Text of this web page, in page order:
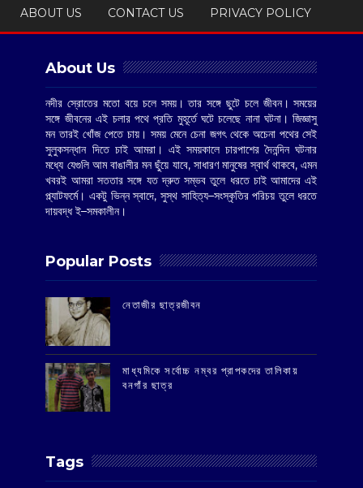
ABOUT US CONTACT US PRIVACY POLICY
About Us
নদীর স্রোতের মতো বয়ে চলে সময়। তার সঙ্গে ছুটে চলে জীবন। সময়ের
সঙ্গে জীবনের এই চলার পথে প্রতি মুহূর্তে ঘটে চলেছে নানা ঘটনা। জিজ্ঞাসু
মন তারই খোঁজ পেতে চায়। সময় মেনে চেনা জগৎ থেকে অচেনা পথের সেই
সুলুকসন্ধান দিতে চাই আমরা। এই সময়কালে চারপাশের দৈনন্দিন ঘটনার
মধ্যে যেগুলি আম বাঙালীর মন ছুঁয়ে যাবে, সাধারণ মানুষের স্বার্থ থাকবে, এমন
খবরই আমরা সততার সঙ্গে যত দ্রুত সম্ভব তুলে ধরতে চাই আমাদের এই
প্ল্যাটফর্মে। একটু ভিন্ন স্বাদে, সুস্থ সাহিত্য–সংস্কৃতির পরিচয় তুলে ধরতে
দায়বদ্ধ ই–সমকালীন।
Popular Posts
‌নেতাজীর ছাত্রজীবন
মাধ্যমিকে সর্বোচ্চ নম্বর প্রাপকদের তালিকায়
বনগাঁর ছাত্র
Tags